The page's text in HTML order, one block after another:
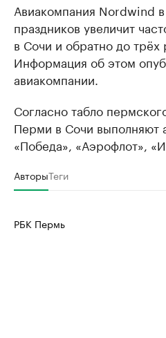
Авиакомпания Nordwind
праздников увеличит
в Сочи и обратно до трёх
Информация об этом
авиакомпании.
Согласно табло
Перми в Сочи выполняют
«Победа», «Аэрофлот»,
АвторыТеги
РБК Пермь